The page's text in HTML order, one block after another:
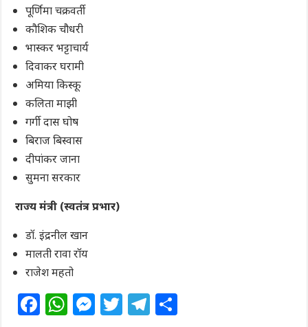
पूर्णिमा चक्रवर्ती
कौशिक चौधरी
भास्कर भट्टाचार्य
दिवाकर घरामी
अमिया किस्कू
कलिता माझी
गर्गी दास घोष
बिराज बिस्वास
दीपांकर जाना
सुमना सरकार
राज्‍य मंत्री (स्वतंत्र प्रभार)
डॉ. इंद्रनील खान
मालती रावा रॉय
राजेश महतो
F W M T T